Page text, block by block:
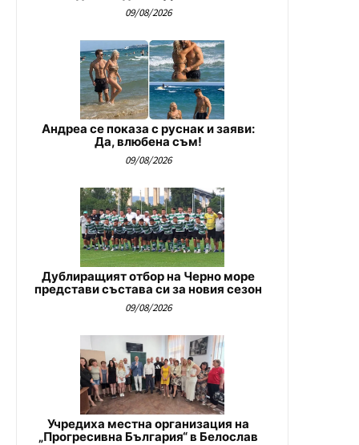
09/08/2026
Андреа се показа с руснак и заяви:
Да, влюбена съм!
09/08/2026
Дублиращият отбор на Черно море
представи състава си за новия сезон
09/08/2026
Учредиха местна организация на
„Прогресивна България“ в Белослав